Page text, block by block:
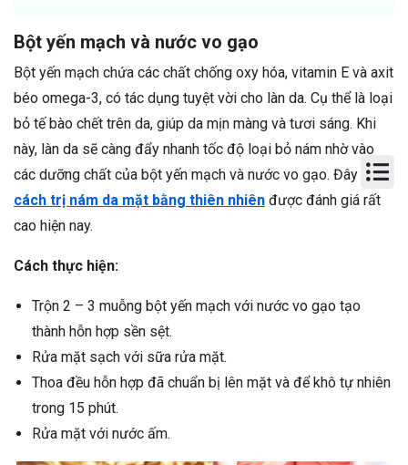
Bột yến mạch và nước vo gạo
Bột yến mạch chứa các chất chống oxy hóa, vitamin E và axit
béo omega-3, có tác dụng tuyệt vời cho làn da. Cụ thể là loại
bỏ tế bào chết trên da, giúp da mịn màng và tươi sáng. Khi
này, làn da sẽ càng đẩy nhanh tốc độ loại bỏ nám nhờ vào
các dưỡng chất của bột yến mạch và nước vo gạo. Đây là
cách trị nám da mặt bằng thiên nhiên được đánh giá rất
cao hiện nay.
Cách thực hiện:
Trộn 2 – 3 muỗng bột yến mạch với nước vo gạo tạo
thành hỗn hợp sền sệt.
Rửa mặt sạch với sữa rửa mặt.
Thoa đều hỗn hợp đã chuẩn bị lên mặt và để khô tự nhiên
trong 15 phút.
Rửa mặt với nước ấm.